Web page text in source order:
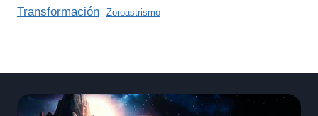
Transformación Zoroastrismo